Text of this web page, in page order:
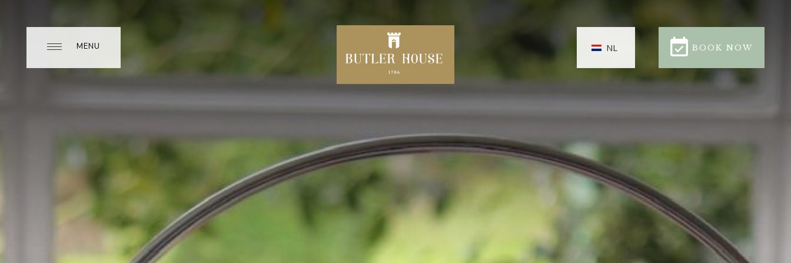
MENU NL BOOK NOW
CLOSE
BOOK NOW
240 JAAR BUTLER HOUSE
UW
LAST MINUTE DEALS/AANBIEDINGEN
MIDDAG THEE
MENU
CLOSE